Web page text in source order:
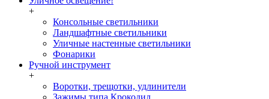
+
Консольные светильники
Ландшафтные светильники
Уличные настенные светильники
Фонарики
Ручной инструмент
+
Воротки, трещотки, удлинители
Зажимы типа Крокодил